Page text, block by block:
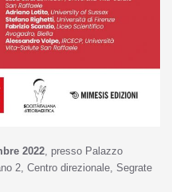
2022, presso Palazzo
2, Centro direzionale, Segrate